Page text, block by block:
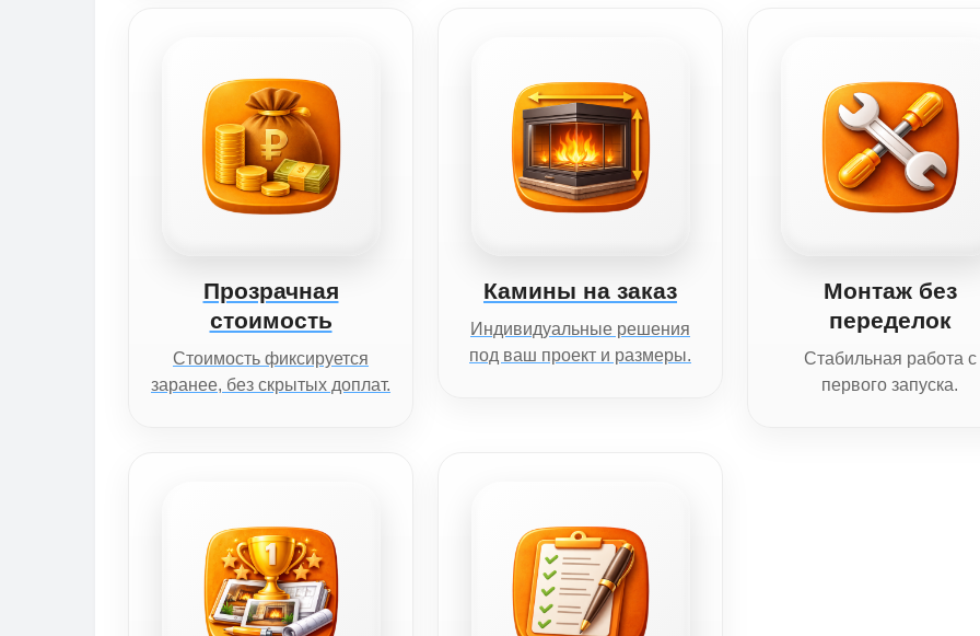
Прозрачная
стоимость
Стоимость фиксируется
заранее, без скрытых доплат.
Камины на заказ
Индивидуальные решения
под ваш проект и размеры.
Монтаж без
переделок
Стабильная работа с
первого запуска.